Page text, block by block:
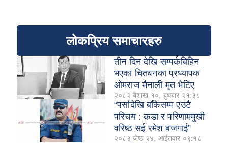
लोकप्रिय समाचारहरु
तीन दिन देखि सम्पर्कबिहिन
भएका चितवनका प्रध्यापक
ओमराज मैनाली मृत भेटिए
२०८२ बैशाख १०, बुधबार २१:३८
“पर्सादेखि बाँकेसम्म एउटै
परिचय : कडा र परिणाममुखी
वरिष्ठ सई रमेश बजगाई”
२०८३ जेष्ठ २४, आईतवार ०९:१८